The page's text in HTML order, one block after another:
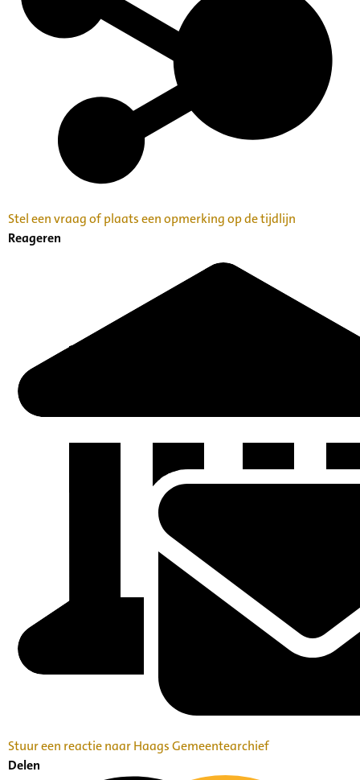
Stel een vraag of plaats een opmerking op de tijdlijn
Reageren
Stuur een reactie naar Haags Gemeentearchief
Delen